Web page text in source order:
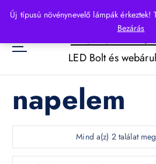
Új típusú növénynevelő lámpák érkeztek!
Bezárás
p
o
LED Bolt és
napelem
Mind a(z) 2 találat